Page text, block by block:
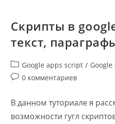
Скрипты в
текст,
Рубрика
записи:
Google apps script / Google
Комментарии
записи:
0 комментариев
В данном туториале я
возможности гугл